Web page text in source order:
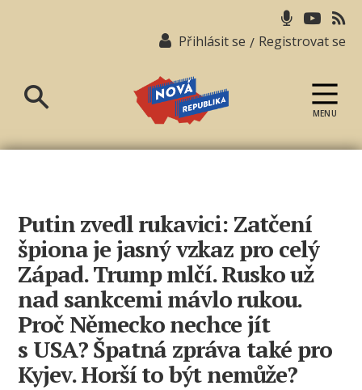
Přihlásit se / Registrovat se
republika
MENU
Putin zvedl rukavici: Zatčení
špiona je jasný vzkaz pro celý
Západ. Trump mlčí. Rusko už
nad sankcemi mávlo rukou.
Proč Německo nechce jít
s USA? Špatná zpráva také pro
Kyjev. Horší to být nemůže?